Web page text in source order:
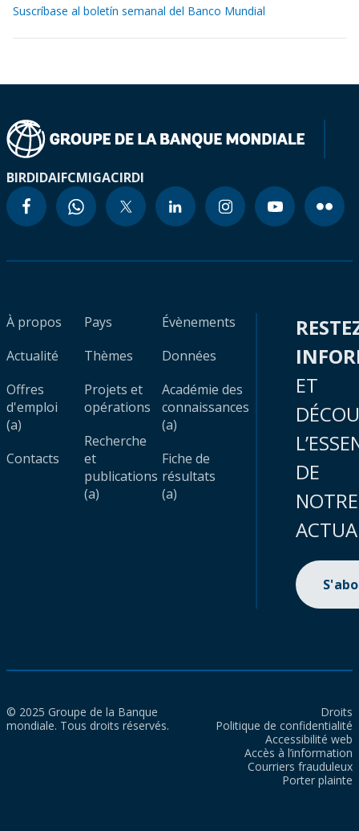
Suscríbase al boletín semanal del Banco Mundial
BIRDIDAIFCMIGACIRDI
À propos
Actualité
Offres
d'emploi
(a)
Contacts
Pays
Thèmes
Projets et
opérations
Recherche
et
publications
(a)
Évènements
Données
Académie des
connaissances
(a)
Fiche de
résultats
(a)
ET
DE
NOTRE
© 2025 Groupe de la Banque
mondiale. Tous droits réservés.
Droits
Politique de confidentialité
Accessibilité web
Accès à l’information
Courriers frauduleux
Porter plainte